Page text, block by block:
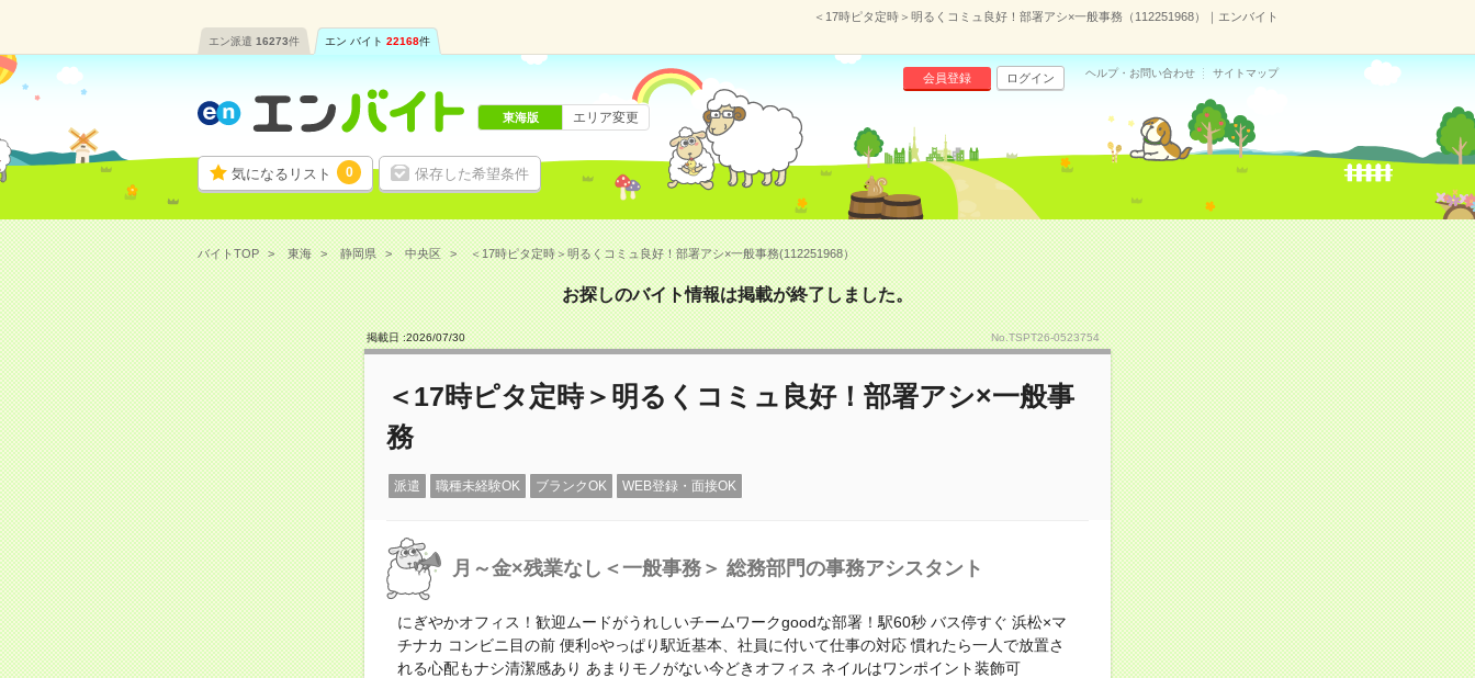
＜17時ピタ定時＞明るくコミュ良好！部署アシ×一般事務（112251968）｜エンバイト
エン派遣 16273件 エン バイト 22168件
気になるリスト 0 保存した希望条件
会員登録 ログイン ヘルプ・お問い合わせ サイトマップ
東海版 エリア変更
バイトTOP 東海 静岡県 中央区 ＜17時ピタ定時＞明るくコミュ良好！部署アシ×一般事務(112251968）
お探しのバイト情報は掲載が終了しました。
掲載日 :2026/07/30 No.TSPT26-0523754
＜17時ピタ定時＞明るくコミュ良好！部署アシ×一般事
務
派遣 職種未経験OK ブランクOK WEB登録・面接OK
月～金×残業なし＜一般事務＞ 総務部門の事務アシスタント
にぎやかオフィス！歓迎ムードがうれしいチームワークgoodな部署！駅60秒 バス停すぐ 浜松×マ
チナカ コンビニ目の前 便利○やっぱり駅近基本、社員に付いて仕事の対応 慣れたら一人で放置さ
れる心配もナシ清潔感あり あまりモノがない今どきオフィス ネイルはワンポイント装飾可